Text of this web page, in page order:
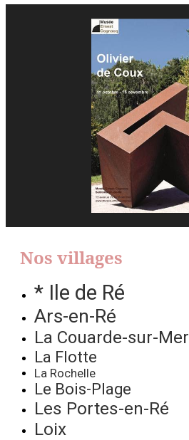
Nos villages
* Ile de Ré
Ars-en-Ré
La Couarde-sur-Mer
La Flotte
La Rochelle
Le Bois-Plage
Les Portes-en-Ré
Loix